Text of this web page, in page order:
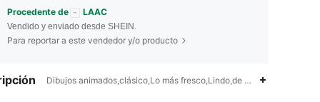
Procedente de LAAC
Vendido y enviado desde SHEIN.
Para reportar a este vendedor y/o producto
Dibujos animados,clásico,Lo más fresco,Lindo,de moda,De